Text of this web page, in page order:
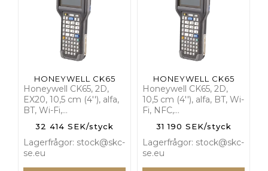
HONEYWELL CK65
Honeywell CK65, 2D,
EX20, 10,5 cm (4''), alfa,
BT, Wi-Fi,…
32 414 SEK/styck
Lagerfrågor: stock@skc-
se.eu
HONEYWELL CK65
Honeywell CK65, 2D,
10,5 cm (4''), alfa, BT, Wi-
Fi, NFC,…
31 190 SEK/styck
Lagerfrågor: stock@skc-
se.eu